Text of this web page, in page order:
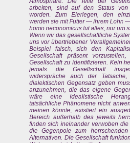
arbeiten, sind auf den Status von
worden. Zum Eierlegen, den
werden sie mit Futter — ihrem Lohn
homo oeconomicus tut alles, nur um
Wenn wir das gesellschaftliche
uns vor übertriebener
Beispiel falsch, sich den
Gesellschaft präsent
Gesellschaft zu identifizieren. Kein
jemals die Gesellschaft
widerspräche auch der
dialektischen Gegensatz geben
anzunehmen, die das eigene
wäre eine idealistische
tatsächliche Phänomene nicht
meinen könnte, existiert ein
Bereich außerhalb des jeweils
finden sich ineinander verwoben die
die Gegenpole zum
Alternativen. Die Gesellschaft